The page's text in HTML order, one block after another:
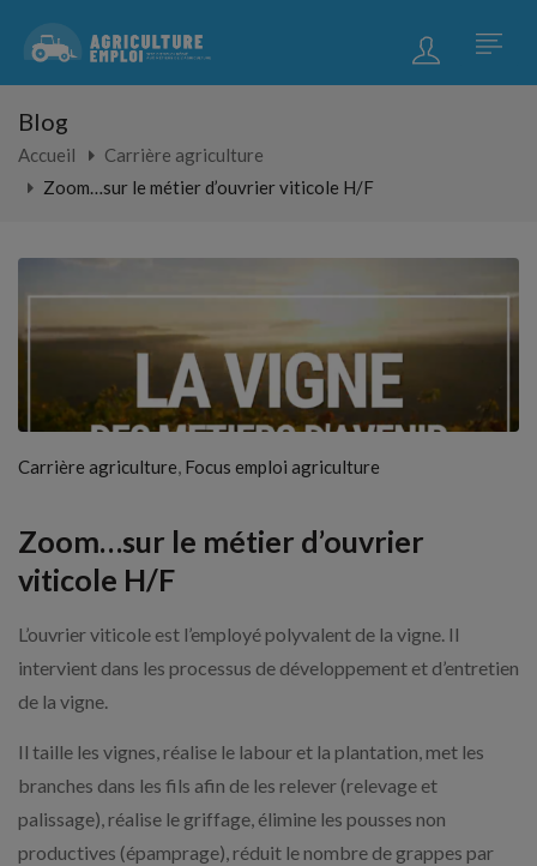
Blog
Accueil
Carrière agriculture
Zoom…sur le métier d’ouvrier viticole H/F
Carrière agriculture, Focus emploi agriculture
Zoom…sur le métier d’ouvrier
viticole H/F
L’ouvrier viticole est l’employé polyvalent de la vigne. Il
intervient dans les processus de développement et d’entretien
de la vigne.
Il taille les vignes, réalise le labour et la plantation, met les
branches dans les fils afin de les relever (relevage et
palissage), réalise le griffage, élimine les pousses non
productives (épamprage), réduit le nombre de grappes par